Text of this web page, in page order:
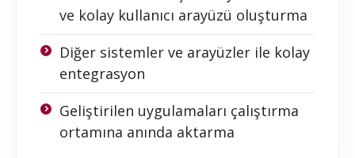
ve kolay kullanıcı arayüzü oluşturma
Diğer sistemler ve arayüzler ile kolay
entegrasyon
Geliştirilen uygulamaları çalıştırma
ortamına anında aktarma